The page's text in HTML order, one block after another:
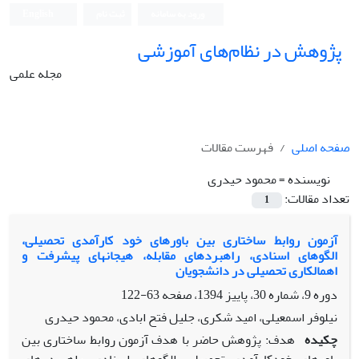
پژوهش در نظام‌های آموزشی
مجله علمی
صفحه اصلی
فهرست مقالات
نویسنده =محمود حیدری
تعداد مقالات:
1
آزمون روابط ساختاری بین باورهای خود کارآمدی تحصیلی،
الگوهای اسنادی، راهبردهای مقابله، هیجانهای پیشرفت و
اهمالکاری تحصیلی در دانشجویان
دوره 9، شماره 30، پاییز 1394، صفحه
63-122
نیلوفر اسمعیلی، امید شکری، جلیل فتح ابادی، محمود حیدری
چکیده هدف: پژوهش حاضر با هدف آزمون روابط ساختاری بین